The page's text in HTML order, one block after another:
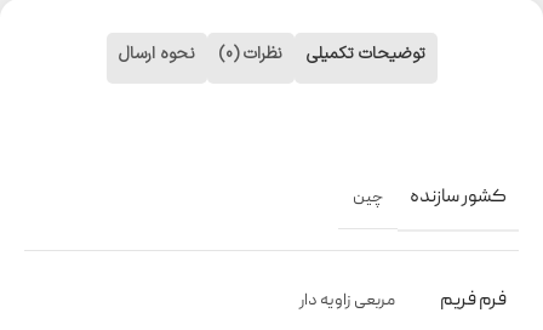
توضیحات تکمیلی نظرات (0) نحوه ارسال
کشور سازنده چین
فرم فریم مربعی زاویه دار